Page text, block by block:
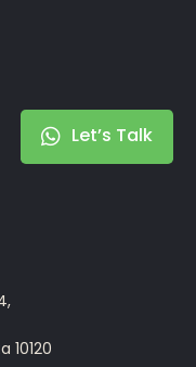
Let’s Talk
10120